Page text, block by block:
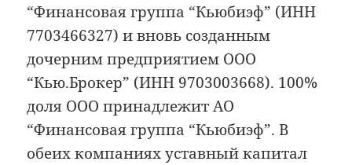
“Финансовая группа “Кьюбиэф” (ИНН
7703466327) и вновь созданным
дочерним предприятием ООО
“Кью.Брокер” (ИНН 9703003668). 100%
доля ООО принадлежит АО
“Финансовая группа “Кьюбиэф”. В
обеих компаниях уставный капитал